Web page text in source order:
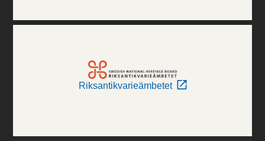
Riksantikvarieämbetet